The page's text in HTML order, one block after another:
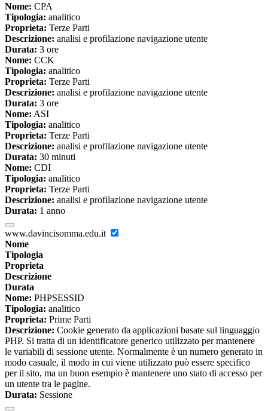
Nome: CPA
Tipologia: analitico
Proprieta: Terze Parti
Descrizione: analisi e profilazione navigazione utente
Durata: 3 ore
Nome: CCK
Tipologia: analitico
Proprieta: Terze Parti
Descrizione: analisi e profilazione navigazione utente
Durata: 3 ore
Nome: ASI
Tipologia: analitico
Proprieta: Terze Parti
Descrizione: analisi e profilazione navigazione utente
Durata: 30 minuti
Nome: CDI
Tipologia: analitico
Proprieta: Terze Parti
Descrizione: analisi e profilazione navigazione utente
Durata: 1 anno
www.davincisomma.edu.it
Nome
Tipologia
Proprieta
Descrizione
Durata
Nome: PHPSESSID
Tipologia: analitico
Proprieta: Prime Parti
Descrizione: Cookie generato da applicazioni basate sul linguaggio
PHP. Si tratta di un identificatore generico utilizzato per mantenere
le variabili di sessione utente. Normalmente è un numero generato in
modo casuale, il modo in cui viene utilizzato può essere specifico
per il sito, ma un buon esempio è mantenere uno stato di accesso per
un utente tra le pagine.
Durata: Sessione